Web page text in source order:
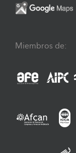
Miembros de: